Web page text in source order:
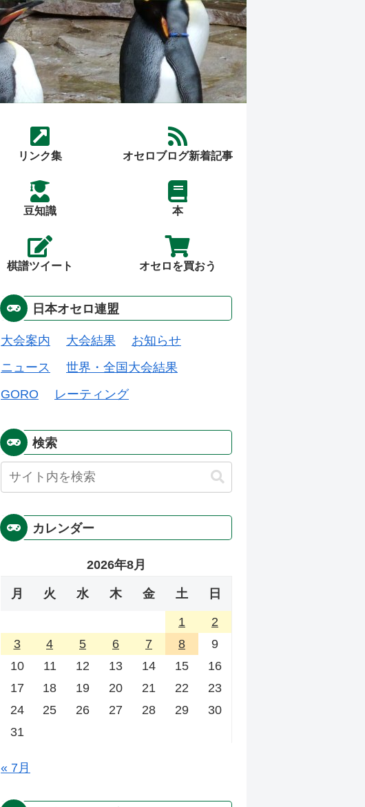
リンク集 オセロブログ新着記事
豆知識 本
棋譜ツイート オセロを買おう
日本オセロ連盟
大会案内 大会結果
お知らせ
ニュース
世界・全国大会結果
GORO
レーティング
検索
カレンダー
2026年8月
月 火 水 木 金 土 日
1
2
3
4 5 6 7 8
9
10
11 12 13 14 15
16
17
18 19 20 21 22
23
24
25 26 27 28 29
30
31
« 7月